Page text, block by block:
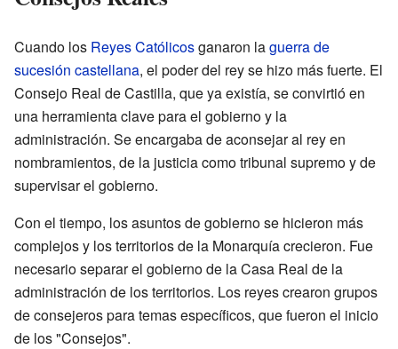
Cuando los Reyes Católicosganaron laguerra de
sucesión castellana, el poder del rey se hizo más fuerte. El
Consejo Real de Castilla, que ya existía, se convirtió en
una herramienta clave para el gobierno y la
administración. Se encargaba de aconsejar al rey en
nombramientos, de la justicia como tribunal supremo y de
supervisar el gobierno.
Con el tiempo, los asuntos de gobierno se hicieron más
complejos y los territorios de la Monarquía crecieron. Fue
necesario separar el gobierno de la Casa Real de la
administración de los territorios. Los reyes crearon grupos
de consejeros para temas específicos, que fueron el inicio
de los "Consejos".